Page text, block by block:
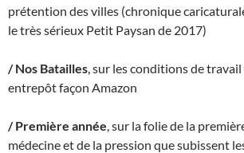
prétention des villes (chronique
le très sérieux Petit Paysan de 2017)
/ Nos Batailles , sur les conditions de
entrepôt façon Amazon
/ Première année , sur la folie de la
médecine et de la pression que subissent